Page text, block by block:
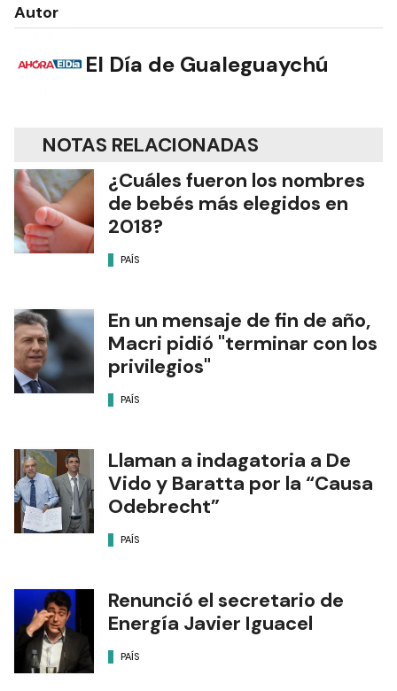
Autor
El Día de Gualeguaychú
NOTAS RELACIONADAS
¿Cuáles fueron los nombres
de bebés más elegidos en
2018?
PAÍS
En un mensaje de fin de año,
Macri pidió "terminar con los
privilegios"
PAÍS
Llaman a indagatoria a De
Vido y Baratta por la “Causa
Odebrecht”
PAÍS
Renunció el secretario de
Energía Javier Iguacel
PAÍS